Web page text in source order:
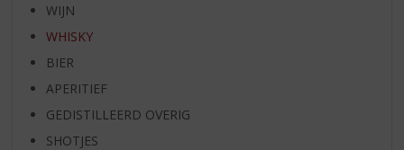
WIJN
WHISKY
BIER
APERITIEF
GEDISTILLEERD OVERIG
SHOTJES